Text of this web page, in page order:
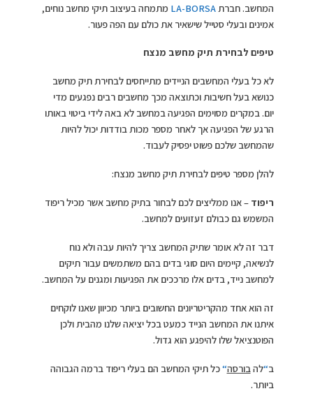
המחשב. חברתLA-BORSA מתמחה בעיצוב תיקי מחשב נוחים,
אמינים ובעלי סטייל שישאיר את כולם עם הפה פעור.
טיפים לבחירת תיק מחשב מנצח
לא כל בעלי המחשבים הניידים מתייחסים לבחירת תיק מחשב
כנושא בעל חשיבות וכתוצאה מכך מחשבים רבים נפגעים מדי
יום. במקרים מסוימים הפגיעה במחשב לא באה לידי ביטוי באותו
הרגע של הפגיעה אך לאחר מספר מכות בודדות יכול להיות
שהמחשב שלכם פשוט יפסיק לעבוד.
להלן מספר טיפים לבחירת תיק מחשב מנצח:
ריפוד– אנו ממליצים לכם לבחור בתיק מחשב אשר מכיל ריפוד
המשמש גם כבולם זעזועים למחשב.
דבר זה לא אומר שתיק המחשב צריך להיות עבה ולא נוח
לנשיאה, קיימים היום סוגי בדים בהם משתמשים עבור תיקים
למחשב נייד, בדים אלו מרככים את הפגיעות ומגנים על המחשב.
זה הוא אחד מהקריטריונים החשובים ביותר מכיוון שאנו לוקחים
איתנו את המחשב הנייד כמעט בכל יציאה שלנו מהבית ולכן
הפוטנציאל שלו להיפגע הוא גדול.
ב“להבורסה“כל תיקי המחשב הם בעלי ריפוד ברמה הגבוהה
ביותר.